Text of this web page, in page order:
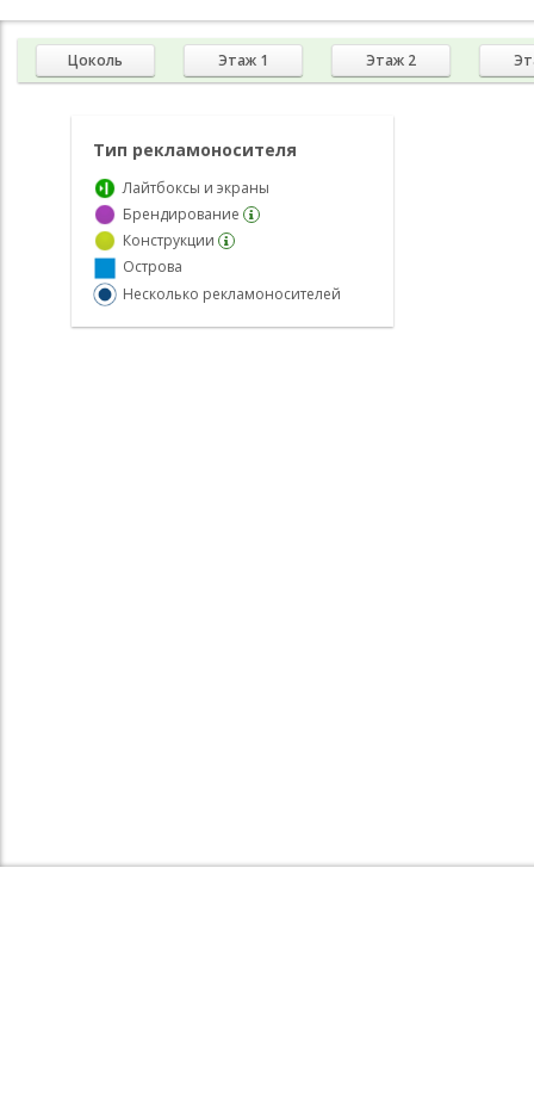
Цоколь Этаж 1 Этаж 2
Тип рекламоносителя
Лайтбоксы и экраны
Брендирование
Конструкции
Острова
Несколько рекламоносителей